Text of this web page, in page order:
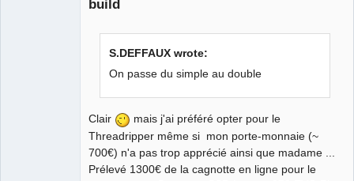
build
S.DEFFAUX wrote:
On passe du simple au double
Clair
mais j'ai préféré opter pour le
Threadripper même si mon porte-monnaie (~
700€) n'a pas trop apprécié ainsi que madame ...
Prélevé 1300€ de la cagnotte en ligne pour le